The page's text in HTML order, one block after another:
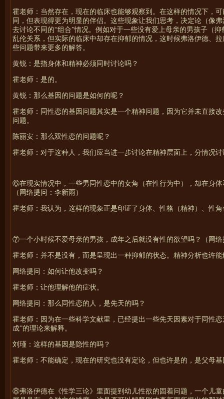
霍老师：当然存在，现在的临床也能够观察到。在这样的情况下，
同，但表现得更为明显的伴侣。这些现象让我们思考，决定论（像
去讨论不同的“组合”情况。例如对于一些没有爱上母亲的男孩子（
乱伦关系，但实际的临床中却存在抑郁的情况，这时候弗洛伊德、
些问题带来更多的解答。
黄锐：是指身体和精神必须同时讨论吗？
霍老师：是的。
黄锐：那么基因的问题是如何的呢？
霍老师：同性恋的基因问题其实是一个精神问题，因为它并未直接
问题。
陈丽安：那么双性恋的问题呢？
霍老师：对于这种人，我们应当进一步讨论在精神层面上，分情况
⑥在现实情况中，一些男同性恋中的女角（在性行为中），却在身
（网络提问：李新雨）
霍老师：我认为，这样的现象正是印证了身体、性格（精神）、性
⑦一个小时候不爱母亲的男孩，成年之后就没有性的欲望吗？（网络
霍老师：并不是没有，而是呈现出一种抑郁的状态。精神分析也许
网络提问：如何让他改变吗？
霍老师：让他理解他的症状。
网络提问：那么同性恋的人，是先天的吗？
霍老师：因为在一些科学文献里，已经提出一些先天因素对于同性
成”的理论来解释。
刘瑾：这样的基因是隐性的吗？
霍老师：不能确定，现在的研究也没有定论，但也许是的，是父母
⑧弗洛伊德在《性学三论》里面提到幼儿性欲的固着问题，一个儿